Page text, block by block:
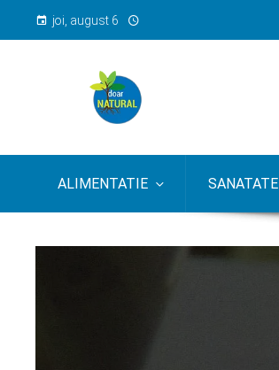
joi, august 6
ALIMENTATIE SANATATE